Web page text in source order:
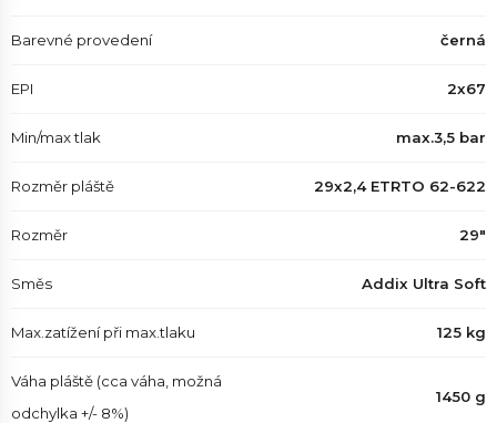
Barevné provedení černá
EPI 2x67
Min/max tlak max.3,5 bar
Rozměr pláště 29x2,4 ETRTO 62-622
Rozměr 29"
Směs Addix Ultra Soft
Max.zatížení při max.tlaku 125 kg
Váha pláště (cca váha, možná
odchylka +/- 8%)
1450 g